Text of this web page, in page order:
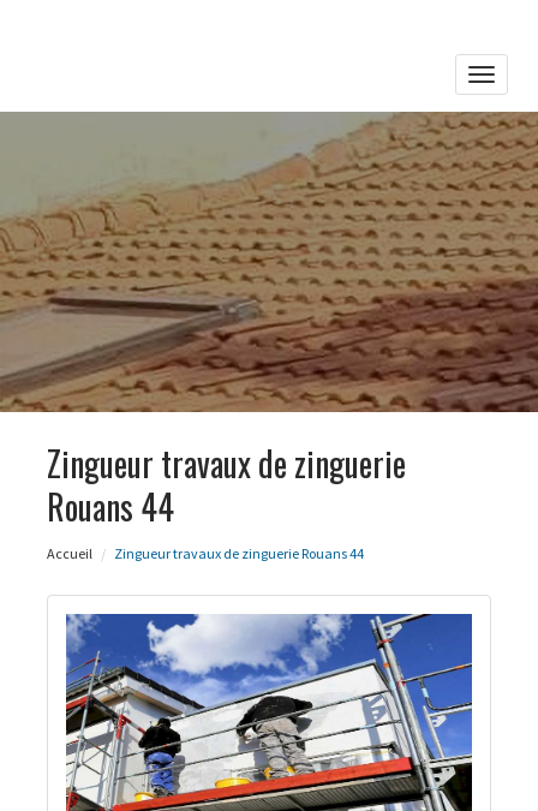
Toggle
Zingueur travaux de zinguerie
Rouans 44
Accueil Zingueur travaux de zinguerie Rouans 44